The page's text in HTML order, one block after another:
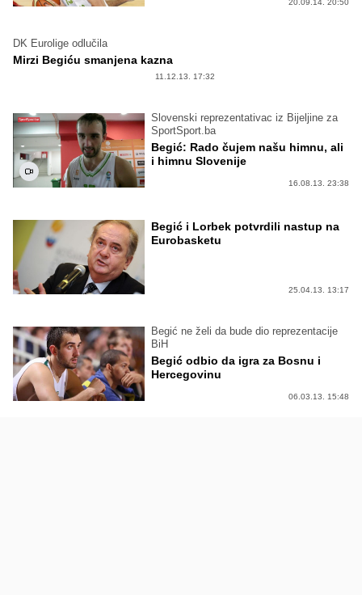
DK Eurolige odlučila
Mirzi Begiću smanjena kazna
11.12.13. 17:32
Slovenski reprezentativac iz Bijeljine za
SportSport.ba
Begić: Rado čujem našu himnu, ali
i himnu Slovenije
16.08.13. 23:38
Begić i Lorbek potvrdili nastup na
Eurobasketu
25.04.13. 13:17
Begić ne želi da bude dio reprezentacije
BiH
Begić odbio da igra za Bosnu i
Hercegovinu
06.03.13. 15:48